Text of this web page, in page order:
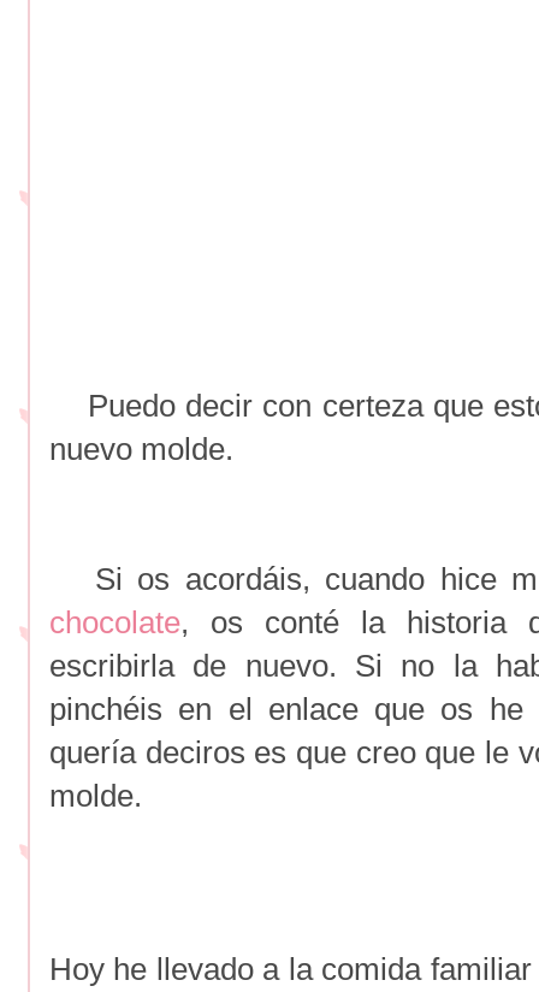
Puedo decir con certeza que
nuevo molde.
Si os acordáis, cuando hice
chocolate, os conté la historia
escribirla de nuevo. Si no la
pinchéis en el enlace que os
quería deciros es que creo que le
molde.
Hoy he llevado a la comida